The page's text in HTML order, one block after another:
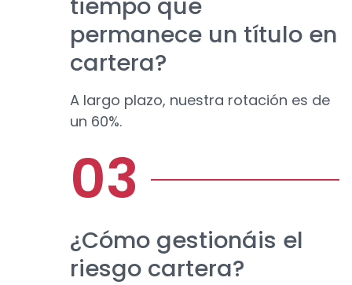
tiempo que
permanece un título en
cartera?
A largo plazo, nuestra rotación es de
un 60%.
¿Cómo gestionáis el
riesgo cartera?